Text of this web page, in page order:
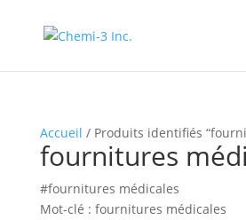
Accueil / Produits identifiés
fournitures
#fournitures médicales
Mot-clé : fournitures médicales